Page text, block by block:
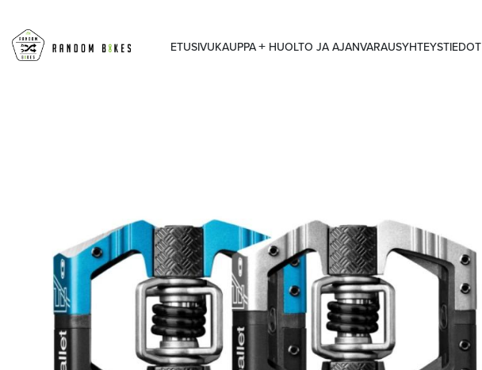
ETUSIVUKAUPPA HUOLTO JA AJANVARAUSYHTEYSTIEDOT